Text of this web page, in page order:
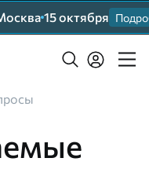
15 октября